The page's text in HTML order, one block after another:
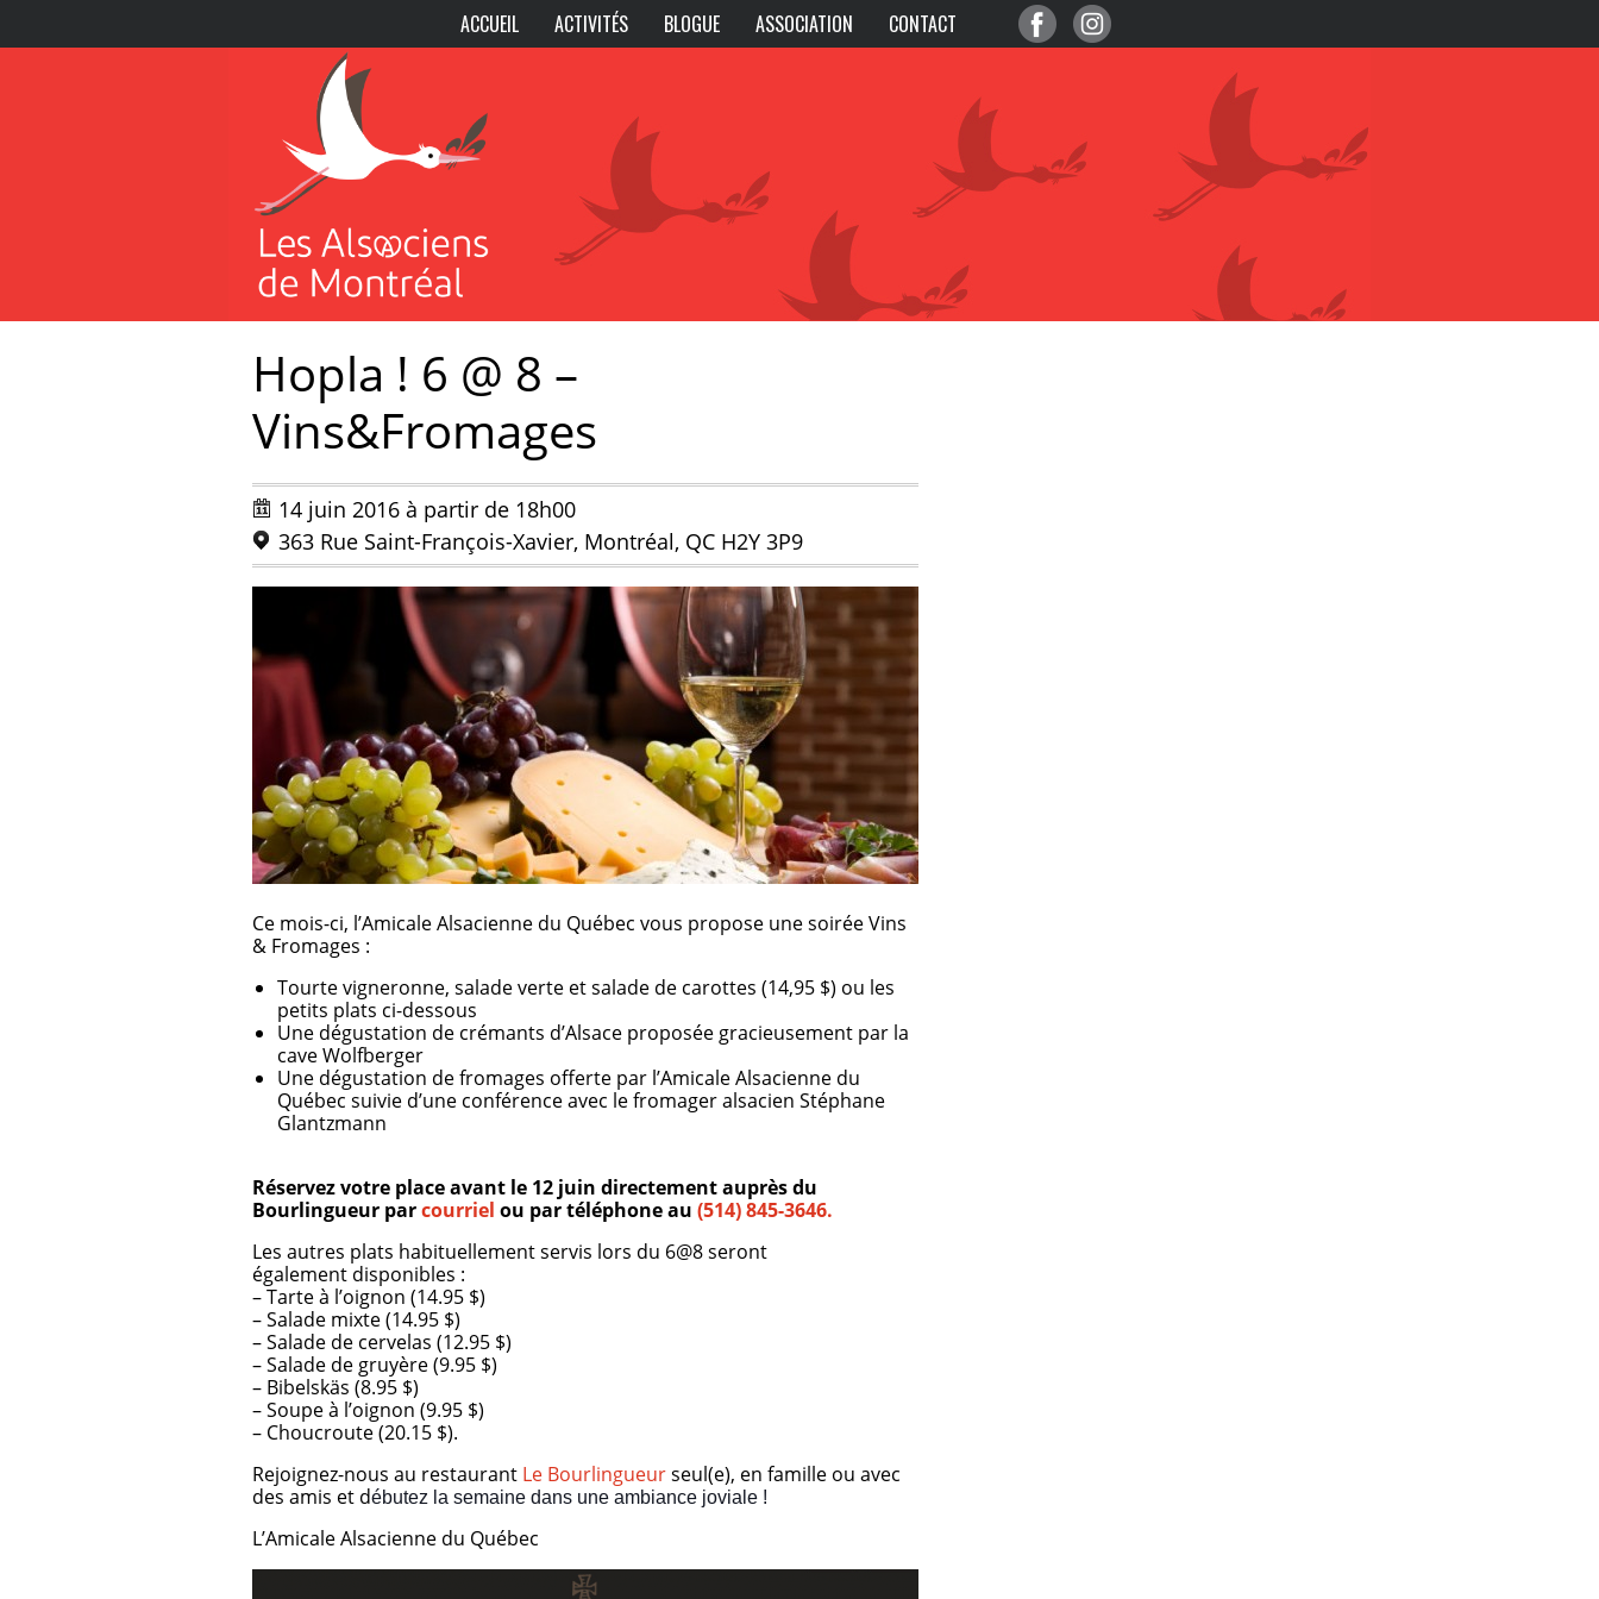
ACCUEIL ACTIVITÉS BLOGUE ASSOCIATION CONTACT
Hopla ! 6 @ 8 –
Vins&Fromages
14 juin 2016 à partir de 18h00
363 Rue Saint-François-Xavier, Montréal, QC H2Y 3P9
Ce mois-ci, l’Amicale Alsacienne du Québec vous propose une soirée Vins
& Fromages :
Tourte vigneronne, salade verte et salade de carottes (14,95 $) ou les
petits plats ci-dessous
Une dégustation de crémants d’Alsace proposée gracieusement par la
cave Wolfberger
Une dégustation de fromages offerte par l’Amicale Alsacienne du
Québec suivie d’une conférence avec le fromager alsacien Stéphane
Glantzmann
Réservez votre place avant le 12 juin directement auprès du
Bourlingueur parcourriel ou par téléphone au (514) 845-3646.
Les autres plats habituellement servis lors du 6@8 seront
également disponibles :
– Tarte à l’oignon (14.95 $)
– Salade mixte (14.95 $)
– Salade de cervelas (12.95 $)
– Salade de gruyère (9.95 $)
– Bibelskäs (8.95 $)
– Soupe à l’oignon (9.95 $)
– Choucroute (20.15 $).
Rejoignez-nous au restaurant Le Bourlingueurseul(e), en famille ou avec
des amis et débutez la semaine dans une ambiance joviale !
L’Amicale Alsacienne du Québec